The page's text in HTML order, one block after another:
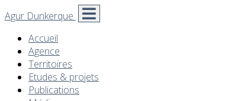
Agur Dunkerque
Accueil
Agence
Territoires
Etudes & projets
Publications